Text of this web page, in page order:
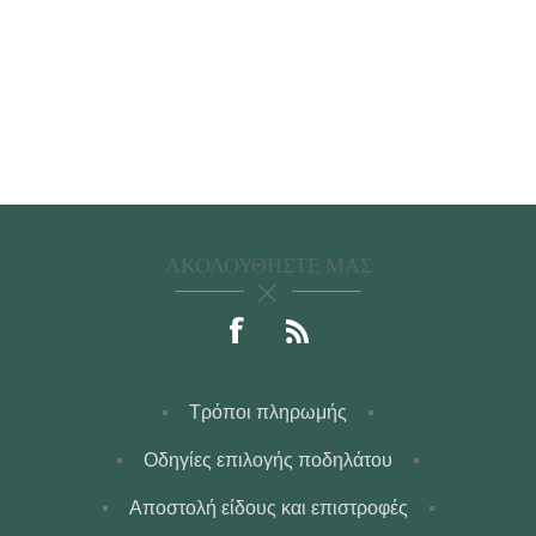
ΑΚΟΛΟΥΘΉΣΤΕ ΜΑΣ
Τρόποι πληρωμής
Οδηγίες επιλογής ποδηλάτου
Αποστολή είδους και επιστροφές